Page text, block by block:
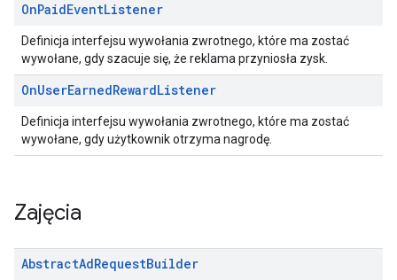
OnPaidEventListener
Definicja interfejsu wywołania zwrotnego, które ma zostać
wywołane, gdy szacuje się, że reklama przyniosła zysk.
OnUserEarnedRewardListener
Definicja interfejsu wywołania zwrotnego, które ma zostać
wywołane, gdy użytkownik otrzyma nagrodę.
Zajęcia
AbstractAdRequestBuilder